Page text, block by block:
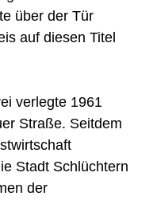
über der Tür
auf diesen Titel
verlegte 1961
Straße. Seitdem
Stadt Schlüchtern
der